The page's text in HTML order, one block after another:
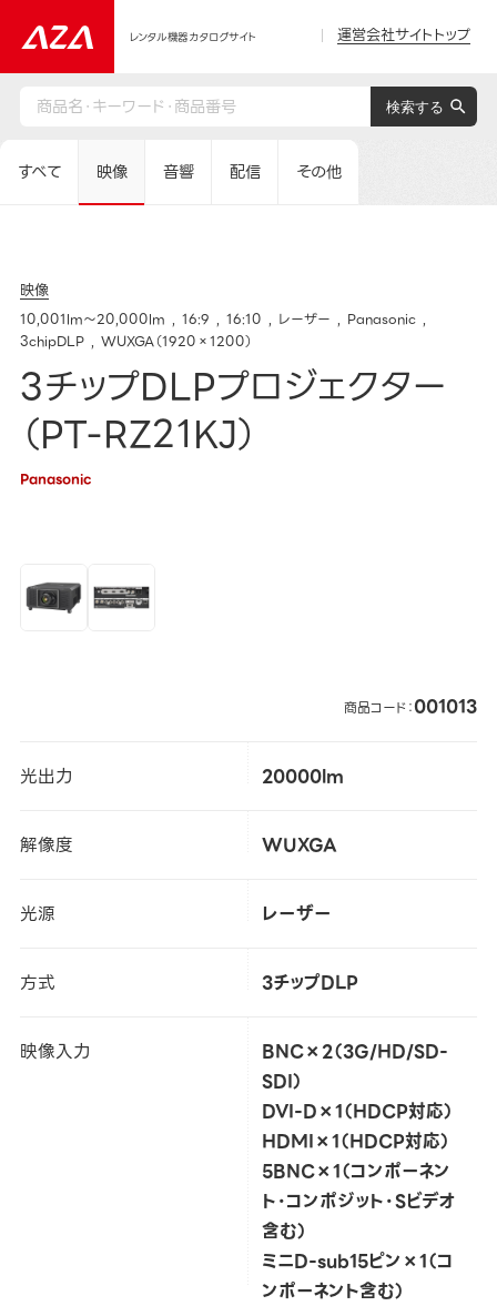
レンタル機器カタログサイト 運営会社サイトトップ
すべて 映像 音響 配信 その他
映像
10,001lm～20,000lm 16:9 16:10 レーザー
Panasonic
3chipDLP
WUXGA（1920×1200）
3チップDLPプロジェクター
（PT-RZ21KJ）
Panasonic
商品コード：001013
光出力 20000lm
解像度 WUXGA
光源 レーザー
方式 3チップDLP
映像入力
BNC×2（3G/HD/SD-
SDI）
DVI-D×1（HDCP対応）
HDMI×1（HDCP対応）
5BNC×1（コンポーネン
ト・コンポジット・Sビデオ
含む）
ミニD-sub15ピン×1（コ
ンポーネント含む）